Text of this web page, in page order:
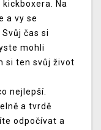
Na
a vy se
čas si
mohli
si ten svůj život
nejlepší.
a tvrdě
odpočívat a